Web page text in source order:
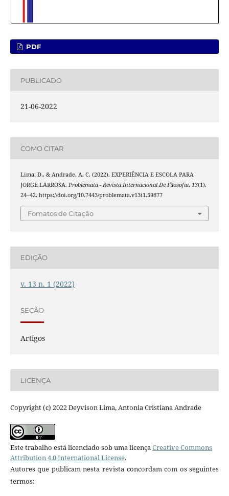
PDF
PUBLICADO
21-06-2022
COMO CITAR
Lima, D., & Andrade, A. C. (2022). EXPERIÊNCIA E ESCOLA PARA
JORGE LARROSA. Problemata - Revista Internacional De Filosofia, 13(1),
24–42. https://doi.org/10.7443/problemata.v13i1.59877
Fomatos de Citação
EDIÇÃO
v. 13 n. 1 (2022)
SEÇÃO
Artigos
LICENÇA
Copyright (c) 2022 Deyvison Lima, Antonia Cristiana Andrade
Este trabalho está licenciado sob uma licençaCreative Commons
Attribution 4.0 International License.
Autores que publicam nesta revista concordam com os seguintes
termos: